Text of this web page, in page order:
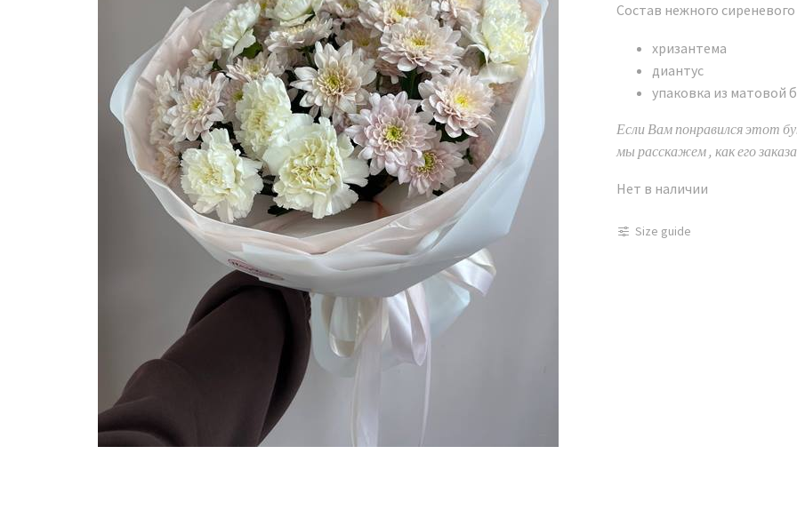
Состав нежного
хризантема
диантус
упаковка из матовой
Если Вам понравился этот
мы расскажем , как его
Нет в наличии
Size guide